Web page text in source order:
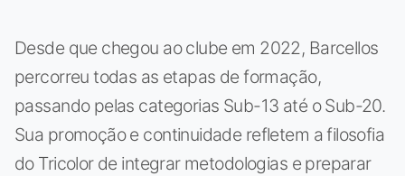
Desde que chegou ao clube em 2022, Barcellos
percorreu todas as etapas de formação,
passando pelas categorias Sub-13 até o Sub-20.
Sua promoção e continuidade refletem a filosofia
do Tricolor de integrar metodologias e preparar